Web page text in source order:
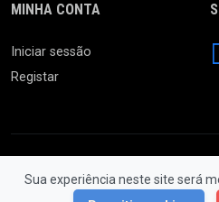
Sua experiência neste site será
MINHA CONTA
Iniciar sessão
Registar
© 2026 Feira da Ladra.